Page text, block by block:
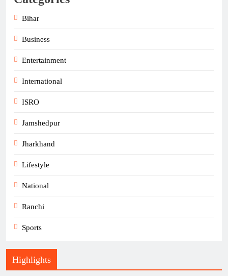
Bihar
Business
Entertainment
International
ISRO
Jamshedpur
Jharkhand
Lifestyle
National
Ranchi
Sports
Highlights